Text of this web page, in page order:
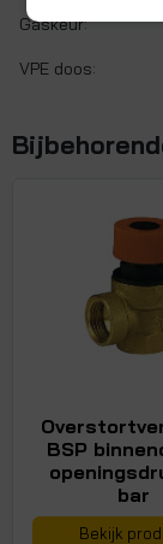
Gaskeur:
VPE doos:
BSP
bar
Bekijk